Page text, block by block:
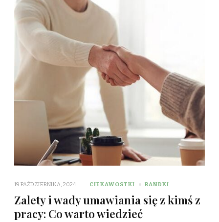
19 PAŹDZIERNIKA, 2024 CIEKAWOSTKI RANDKI
Zalety i wady umawiania się z kimś z
pracy: Co warto wiedzieć